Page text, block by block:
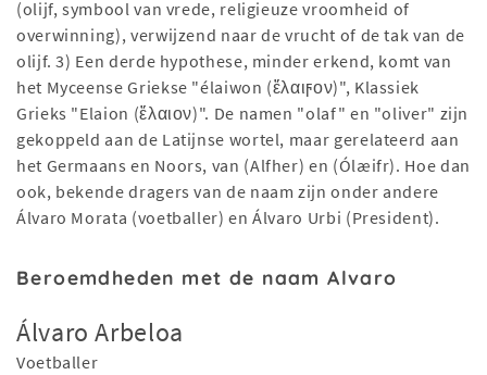
(olijf, symbool van vrede, religieuze vroomheid of
overwinning), verwijzend naar de vrucht of de tak van de
olijf. 3) Een derde hypothese, minder erkend, komt van
het Myceense Griekse "élaiwon (ἔλαιϝον)", Klassiek
Grieks "Elaion (ἔλαιον)". De namen "olaf" en "oliver" zijn
gekoppeld aan de Latijnse wortel, maar gerelateerd aan
het Germaans en Noors, van (Alfher) en (Ólæifr). Hoe dan
ook, bekende dragers van de naam zijn onder andere
Álvaro Morata (voetballer) en Álvaro Urbi (President).
Beroemdheden met de naam Alvaro
Álvaro Arbeloa
Voetballer